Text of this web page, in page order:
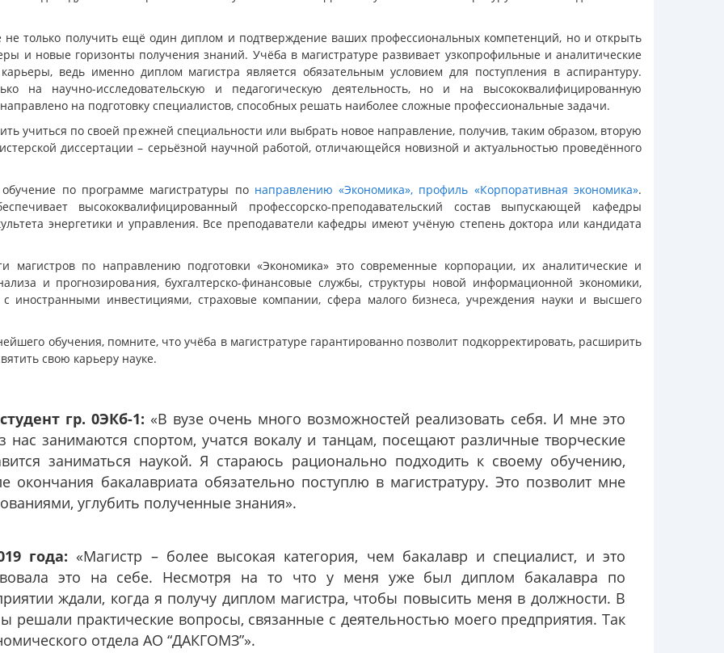
только получить ещё один диплом и подтверждение ваших профессиональных компетенций, но и открыть
и новые горизонты получения знаний. Учёба в магистратуре развивает узкопрофильные и аналитические
ведь именно диплом магистра является обязательным условием для поступления в аспирантуру.
на научно-исследовательскую и педагогическую деятельность, но и на высококвалифицированную
на подготовку специалистов, способных решать наиболее сложные профессиональные задачи.
учиться по своей прежней специальности или выбрать новое направление, получив, таким образом, вторую
диссертации – серьёзной научной работой, отличающейся новизной и актуальностью проведённого
по программе магистратуры по направлению «Экономика», профиль «Корпоративная экономика».
высококвалифицированный профессорско-преподавательский состав выпускающей кафедры
энергетики и управления. Все преподаватели кафедры имеют учёную степень доктора или кандидата
магистров по направлению подготовки «Экономика» это современные корпорации, их аналитические и
и прогнозирования, бухгалтерско-финансовые службы, структуры новой информационной экономики,
иностранными инвестициями, страховые компании, сфера малого бизнеса, учреждения науки и высшего
обучения, помните, что учёба в магистратуре гарантированно позволит подкорректировать, расширить
свою карьеру науке.
гр. 0ЭКб-1: «В вузе очень много возможностей реализовать себя. И мне это
занимаются спортом, учатся вокалу и танцам, посещают различные творческие
заниматься наукой. Я стараюсь рационально подходить к своему обучению,
окончания бакалавриата обязательно поступлю в магистратуру. Это позволит мне
углубить полученные знания».
года:«Магистр – более высокая категория, чем бакалавр и специалист, и это
это на себе. Несмотря на то что у меня уже был диплом бакалавра по
ждали, когда я получу диплом магистра, чтобы повысить меня в должности. В
решали практические вопросы, связанные с деятельностью моего предприятия. Так
отдела АО “ДАКГОМЗ”».